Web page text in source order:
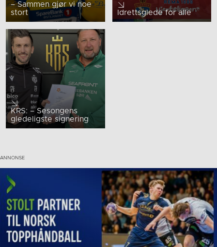
– Sammen gjør vi noe
stort
Idrettsglede for alle
KRS: – Sesongens
gledeligste signering